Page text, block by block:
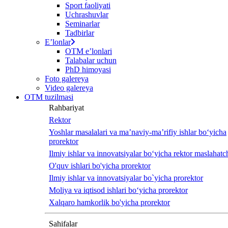
Sport faoliyati
Uchrashuvlar
Seminarlar
Tadbirlar
Eʼlonlar
OTM eʼlonlari
Talabalar uchun
PhD himoyasi
Foto galereya
Video galereya
OTM tuzilmasi
Rahbariyat
Rektor
Yoshlar masalalari va ma’naviy-ma’rifiy ishlar bo‘yicha
prorektor
Ilmiy ishlar va innovatsiyalar bo‘yicha rektor
O'quv ishlari bo'yicha prorektor
Ilmiy ishlar va innovatsiyalar bo`yicha prorektor
Moliya va iqtisod ishlari bo‘yicha prorektor
Xalqaro hamkorlik bo'yicha prorektor
Sahifalar